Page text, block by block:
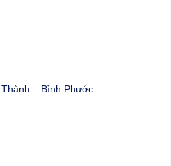
– Bình Phước